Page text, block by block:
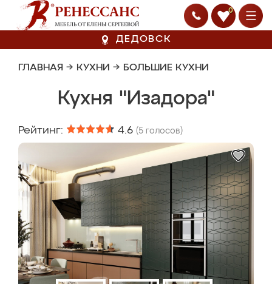
0
ДЕДОВСК
ГЛАВНАЯ → КУХНИ → БОЛЬШИЕ КУХНИ
Кухня "Изадора"
Рейтинг: 4.6 (5 голосов)